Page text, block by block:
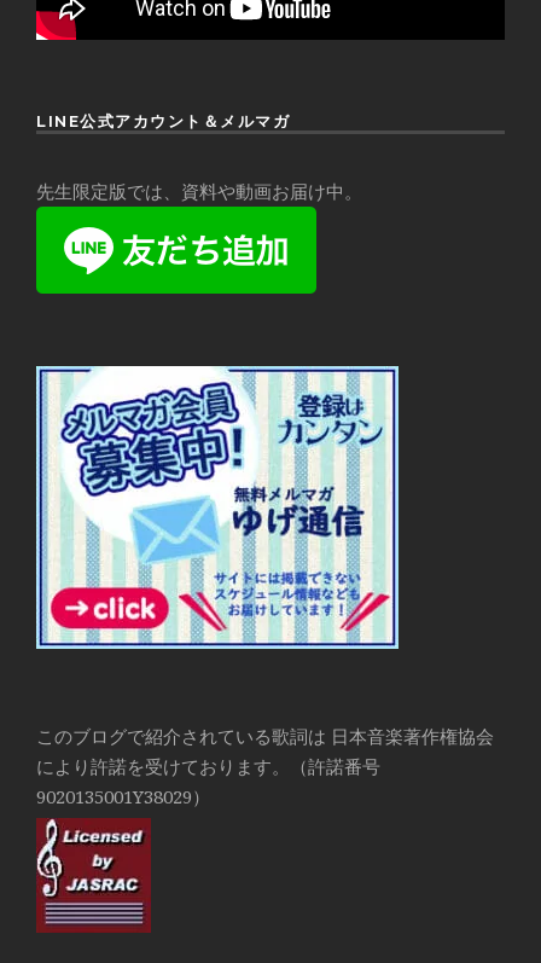
LINE公式アカウント＆メルマガ
先生限定版では、資料や動画お届け中。
このブログで紹介されている歌詞は 日本音楽著作権協会
により許諾を受けております。（許諾番号
9020135001Y38029）